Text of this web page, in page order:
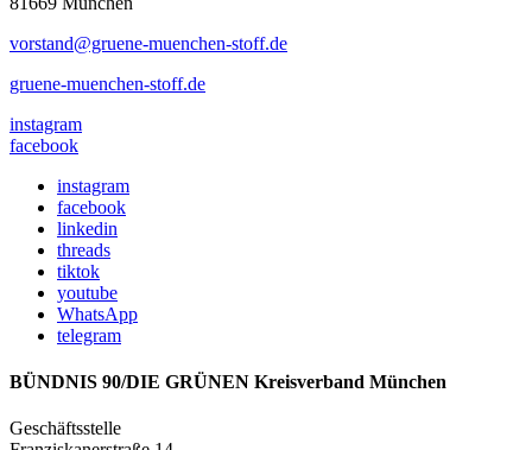
vorstand@gruene-muenchen-stoff.de
gruene-muenchen-stoff.de
instagram
facebook
instagram
facebook
linkedin
threads
tiktok
youtube
WhatsApp
telegram
BÜNDNIS 90/DIE GRÜNEN Kreisverband München
Geschäftsstelle